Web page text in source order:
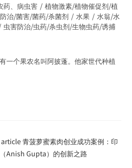
药、病虫害 / 植物激素/植物催促剂/植
治/菌害/菌药/杀菌剂 / 水果 / 水翁/水
虫害防治/虫药/杀虫剂/生物虫药/诱捕
一个果农名叫阿披蓬。他家世代种植